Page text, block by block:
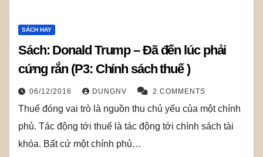
SÁCH HAY
Sách: Donald Trump – Đã đến lúc phải
cứng rắn (P3: Chính sách thuế )
06/12/2016 DUNGNV 2 COMMENTS
Thuế đóng vai trò là nguồn thu chủ yếu của một chính
phủ. Tác động tới thuế là tác động tới chính sách tài
khóa. Bất cứ một chính phủ…